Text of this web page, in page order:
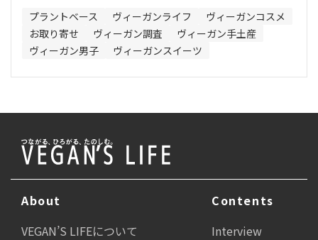
プラントベース ヴィーガンライフ
ヴィーガンコスメ
お取り寄せ
ヴィーガン調査
ヴィーガン手土産
ヴィーガン男子
ヴィーガンスイーツ
About
VEGAN’S LIFEについて
Contents
Interview